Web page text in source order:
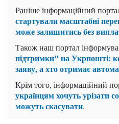
Раніше інформаційний
стартували масштабні
може залишитись без
Також наш портал
підтримки" на Укрпошті:
заяву, а хто отримає
Крім того, інформаційний
українцям хочуть урізати
можуть скасувати.